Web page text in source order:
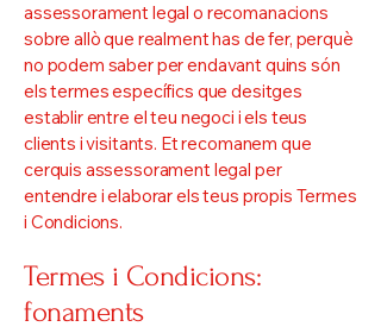
assessorament legal o recomanacions
sobre allò que realment has de fer, perquè
no podem saber per endavant quins són
els termes específics que desitges
establir entre el teu negoci i els teus
clients i visitants. Et recomanem que
cerquis assessorament legal per
entendre i elaborar els teus propis Termes
i Condicions.
Termes i Condicions:
fonaments